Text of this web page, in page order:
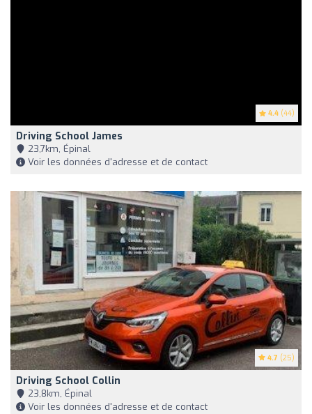
4.4 (44)
Driving School James
23,7km, Épinal
Voir les données d'adresse et de contact
4.7 (25)
Driving School Collin
23,8km, Épinal
Voir les données d'adresse et de contact